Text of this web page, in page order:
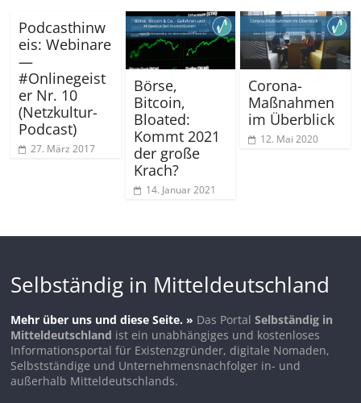
Podcasthinw
eis: Webinare
—
#Onlinegeist
er Nr. 10
(Netzkultur-
Podcast)
27. März 2017
Börse,
Bitcoin,
Bloated:
Kommt 2021
der große
Krach?
14. Januar 2021
Corona-
Maßnahmen
im Überblick
12. Mai 2020
Selbständig in Mitteldeutschland
Mehr über uns und diese Seite. » Das PortalSelbständig in
Mitteldeutschland ist ein unabhängiges und kostenloses
Informationsportal für Existenzgründer, digitale Nomaden,
Selbstständige und Unternehmensnachfolger in- und
außerhalb Mitteldeutschlands.